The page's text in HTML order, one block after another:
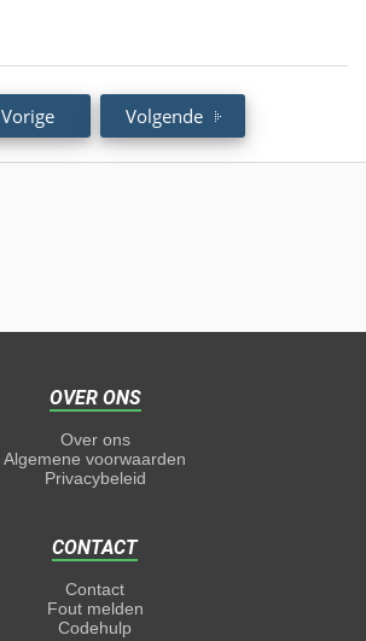
Vorige Volgende
OVER ONS
Over ons
Algemene voorwaarden
Privacybeleid
CONTACT
Contact
Fout melden
Codehulp